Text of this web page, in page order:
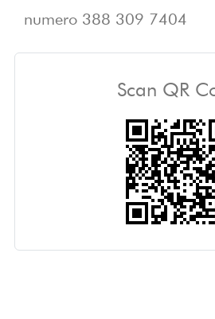
numero 388 309 7404
Scan QR